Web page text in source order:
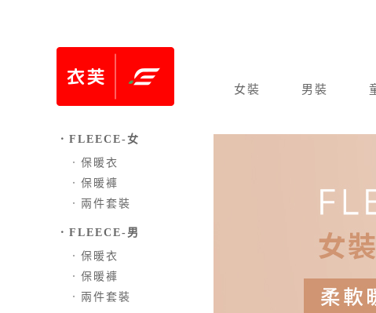
女裝 男裝
．FLEECE-女
． 保暖衣
． 保暖褲
． 兩件套裝
．FLEECE-男
． 保暖衣
． 保暖褲
． 兩件套裝